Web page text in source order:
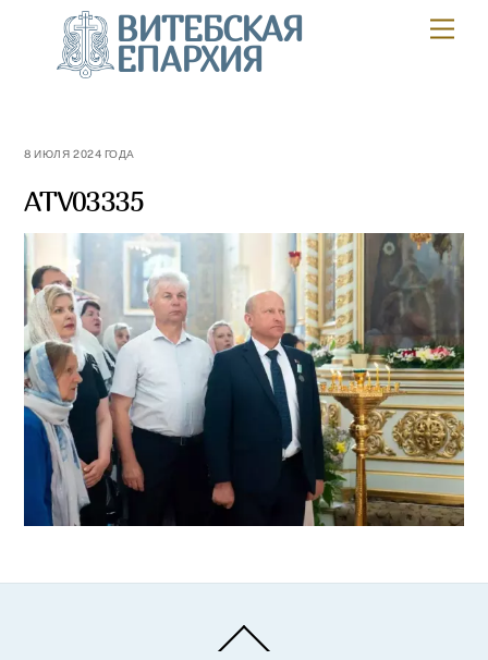
content
ВИТЕБСКАЯ
ЕПАРХИЯ
8 ИЮЛЯ 2024 ГОДА
ATV03335
To